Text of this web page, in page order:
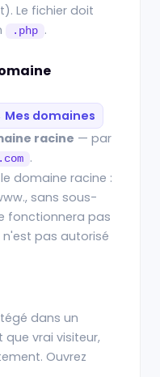
Le fichier doit
.php .
domaines
racine — par
.
domaine racine :
sans sous-
fonctionnera pas
pas autorisé
dans un
vrai visiteur,
Ouvrez